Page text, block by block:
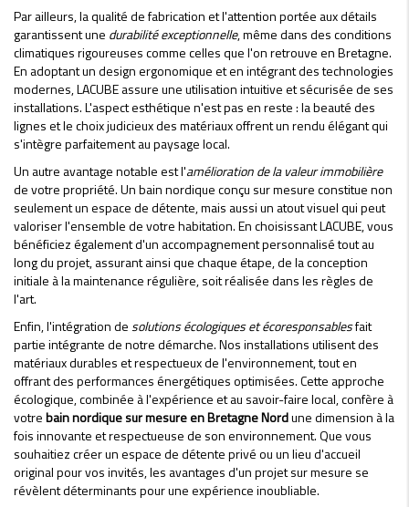
Par ailleurs, la qualité de fabrication et l'attention portée aux détails
garantissent une durabilité exceptionnelle, même dans des conditions
climatiques rigoureuses comme celles que l'on retrouve en Bretagne.
En adoptant un design ergonomique et en intégrant des technologies
modernes, LACUBE assure une utilisation intuitive et sécurisée de ses
installations. L'aspect esthétique n'est pas en reste : la beauté des
lignes et le choix judicieux des matériaux offrent un rendu élégant qui
s'intègre parfaitement au paysage local.
Un autre avantage notable est l'amélioration de la valeur immobilière
de votre propriété. Un bain nordique conçu sur mesure constitue non
seulement un espace de détente, mais aussi un atout visuel qui peut
valoriser l'ensemble de votre habitation. En choisissant LACUBE, vous
bénéficiez également d'un accompagnement personnalisé tout au
long du projet, assurant ainsi que chaque étape, de la conception
initiale à la maintenance régulière, soit réalisée dans les règles de
l'art.
Enfin, l'intégration de solutions écologiques et écoresponsablesfait
partie intégrante de notre démarche. Nos installations utilisent des
matériaux durables et respectueux de l'environnement, tout en
offrant des performances énergétiques optimisées. Cette approche
écologique, combinée à l'expérience et au savoir-faire local, confère à
votrebain nordique sur mesure en Bretagne Nordune dimension à la
fois innovante et respectueuse de son environnement. Que vous
souhaitiez créer un espace de détente privé ou un lieu d'accueil
original pour vos invités, les avantages d'un projet sur mesure se
révèlent déterminants pour une expérience inoubliable.